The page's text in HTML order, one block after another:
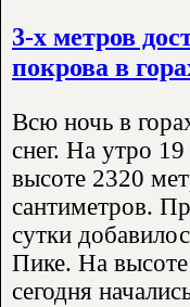
3-х метров
покрова в
Всю ночь в
снег. На утро
высоте 2320
сантиметров.
сутки
Пике. На
сегодня